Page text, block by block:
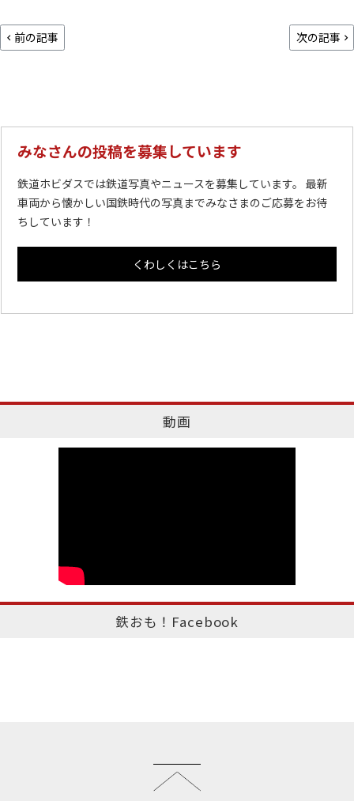
前の記事 次の記事
みなさんの投稿を募集しています
鉄道ホビダスでは鉄道写真やニュースを募集しています。 最新
車両から懐かしい国鉄時代の写真までみなさまのご応募をお待
ちしています！
くわしくはこちら
動画
鉄おも！Facebook